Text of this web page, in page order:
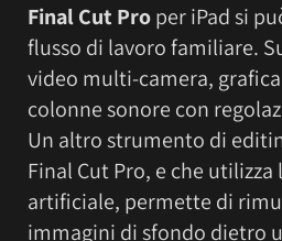
Final Cut Proper iPad si
flusso di lavoro familiare.
video multi-camera,
colonne sonore con
Un altro strumento di
Final Cut Pro, e che utilizza
artificiale, permette di
immagini di sfondo dietro